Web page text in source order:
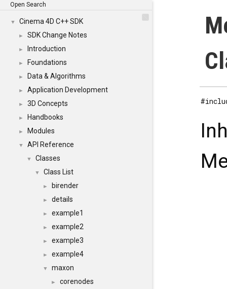
Open Search
▼ Cinema 4D C++ SDK
► SDK Change Notes
► Introduction
► Foundations
► Data & Algorithms
► Application Development
► 3D Concepts
► Handbooks
► Modules
▼ API Reference
▼ Classes
▼ Class List
► birender
► details
► example1
► example2
► example3
► example4
▼ maxon
► corenodes